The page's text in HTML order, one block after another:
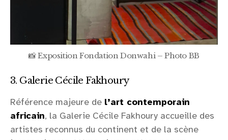
📸 Exposition Fondation Donwahi – Photo BB
3. Galerie Cécile Fakhoury
Référence majeure de l’art contemporain
africain, la Galerie Cécile Fakhoury accueille des
artistes reconnus du continent et de la scène